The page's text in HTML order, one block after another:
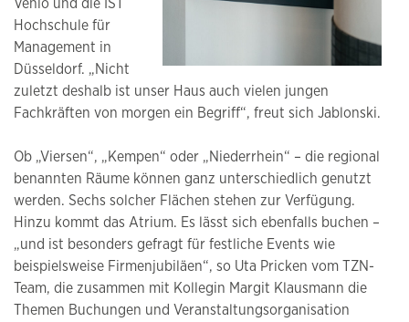
Venlo und die IST
Hochschule für
Management in
Düsseldorf. „Nicht
zuletzt deshalb ist unser Haus auch vielen jungen
Fachkräften von morgen ein Begriff“, freut sich Jablonski.
Ob „Viersen“, „Kempen“ oder „Niederrhein“ – die regional
benannten Räume können ganz unterschiedlich genutzt
werden. Sechs solcher Flächen stehen zur Verfügung.
Hinzu kommt das Atrium. Es lässt sich ebenfalls buchen –
„und ist besonders gefragt für festliche Events wie
beispielsweise Firmenjubiläen“, so Uta Pricken vom TZN-
Team, die zusammen mit Kollegin Margit Klausmann die
Themen Buchungen und Veranstaltungsorganisation